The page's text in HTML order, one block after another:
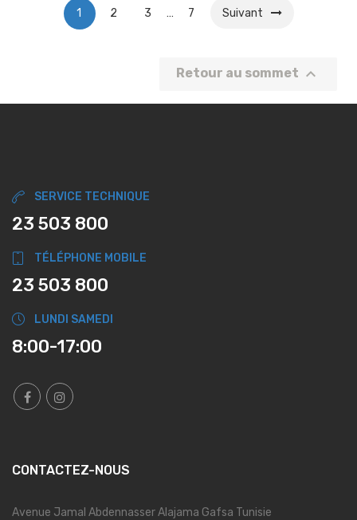
1 2 3 … 7 Suivant
Retour au sommet 
SERVICE TECHNIQUE
23 503 800
TÉLÉPHONE MOBILE
23 503 800
LUNDI SAMEDI
8:00-17:00
CONTACTEZ-NOUS
Avenue Jamal Abdennasser Alajama Gafsa Tunisie